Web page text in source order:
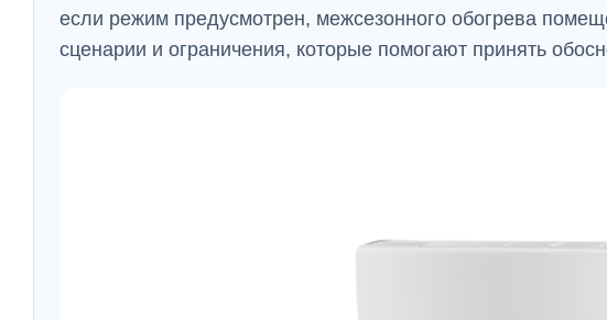
если режим предусмотрен, межсезонного обогрева
сценарии и ограничения, которые помогают принять